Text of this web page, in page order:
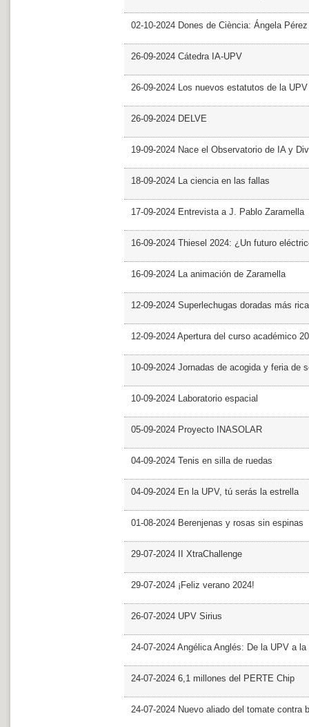
02-10-2024 Dones de Ciència: Ángela Pérez
26-09-2024 Cátedra IA-UPV
26-09-2024 Los nuevos estatutos de la
26-09-2024 DELVE
19-09-2024 Nace el Observatorio de IA y
18-09-2024 La ciencia en las fallas
17-09-2024 Entrevista a J. Pablo Zaramella
16-09-2024 Thiesel 2024: ¿Un futuro
16-09-2024 La animación de Zaramella
12-09-2024 Superlechugas doradas más
12-09-2024 Apertura del curso académico
10-09-2024 Jornadas de acogida y feria de
10-09-2024 Laboratorio espacial
05-09-2024 Proyecto INASOLAR
04-09-2024 Tenis en silla de ruedas
04-09-2024 En la UPV, tú serás la estrella
01-08-2024 Berenjenas y rosas sin espinas
29-07-2024 II XtraChallenge
29-07-2024 ¡Feliz verano 2024!
26-07-2024 UPV Sirius
24-07-2024 Angélica Anglés: De la UPV a
24-07-2024 6,1 millones del PERTE Chip
24-07-2024 Nuevo aliado del tomate contra